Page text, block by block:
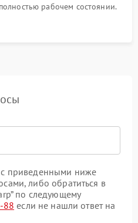
рабочем состоянии.
приведенными ниже
либо обратиться в
по следующему
88 если не нашли ответ на